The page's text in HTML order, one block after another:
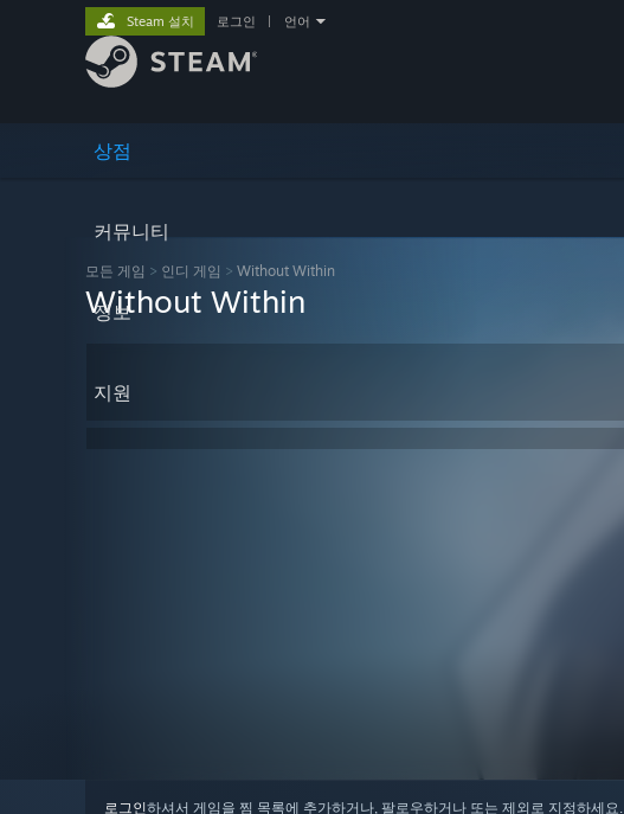
상점
커뮤니티
정보
지원
Steam 설치 로그인 언어
모든 게임 > 인디 게임 > Without Within
Without Within
로그인하셔서 게임을 찜 목록에 추가하거나, 팔로우하거나 또는 제외로 지정하세요.